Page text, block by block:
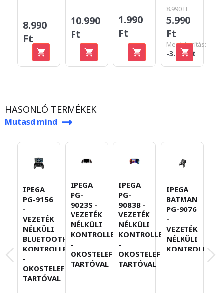
8.990
Ft
10.990
Ft
1.990
Ft
8.990 Ft
5.990
Ft
Megtakarítás:
-3.000 Ft
HASONLÓ TERMÉKEK
Mutasd mind
IPEGA
PG-9156
-
VEZETÉK
NÉLKÜLI
BLUETOOTH
KONTROLLER
-
OKOSTELEFON-
TARTÓVAL
IPEGA
PG-
9023S -
VEZETÉK
NÉLKÜLI
KONTROLLER
-
OKOSTELEFON-
TARTÓVAL
IPEGA
PG-
9083B -
VEZETÉK
NÉLKÜLI
KONTROLLER
-
OKOSTELEFON-
TARTÓVAL
IPEGA
BATMAN
PG-9076
-
VEZETÉK
NÉLKÜLI
KONTROLLER